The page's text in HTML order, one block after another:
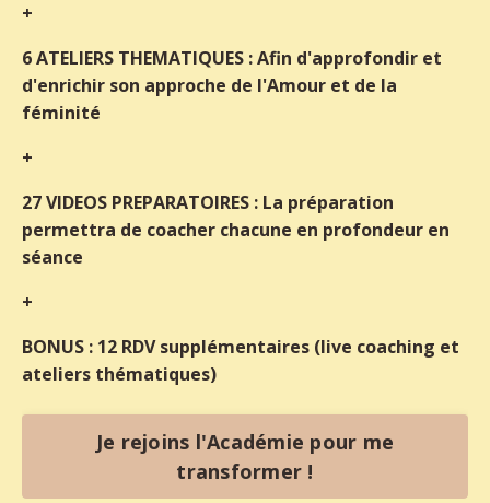
+
6 ATELIERS THEMATIQUES : Afin d'approfondir et
d'enrichir son approche de l'Amour et de la
féminité
+
27 VIDEOS PREPARATOIRES : La préparation
permettra de coacher chacune en profondeur en
séance
+
BONUS : 12 RDV supplémentaires (live coaching et
ateliers thématiques)
Je rejoins l'Académie pour me
transformer !